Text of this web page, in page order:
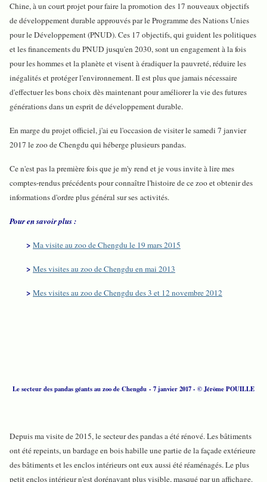
Chine, à un court projet pour faire la promotion des 17 nouveaux objectifs
de développement durable approuvés par le Programme des Nations Unies
pour le Développement (PNUD). Ces 17 objectifs, qui guident les politiques
et les financements du PNUD jusqu'en 2030, sont un engagement à la fois
pour les hommes et la planète et visent à éradiquer la pauvreté, réduire les
inégalités et protéger l'environnement. Il est plus que jamais nécessaire
d'effectuer les bons choix dès maintenant pour améliorer la vie des futures
générations dans un esprit de développement durable.
En marge du projet officiel, j'ai eu l'occasion de visiter le samedi 7 janvier
2017 le zoo de Chengdu qui héberge plusieurs pandas.
Ce n'est pas la première fois que je m'y rend et je vous invite à lire mes
comptes-rendus précédents pour connaître l'histoire de ce zoo et obtenir des
informations d'ordre plus général sur ses activités.
Pour en savoir plus :
> Ma visite au zoo de Chengdu le 19 mars 2015
> Mes visites au zoo de Chengdu en mai 2013
> Mes visites au zoo de Chengdu des 3 et 12 novembre 2012
Le secteur des pandas géants au zoo de Chengdu - 7 janvier 2017 - © Jérôme POUILLE
Depuis ma visite de 2015, le secteur des pandas a été rénové. Les bâtiments
ont été repeints, un bardage en bois habille une partie de la façade extérieure
des bâtiments et les enclos intérieurs ont eux aussi été réaménagés. Le plus
petit enclos intérieur n'est dorénavant plus visible, masqué par un affichage.